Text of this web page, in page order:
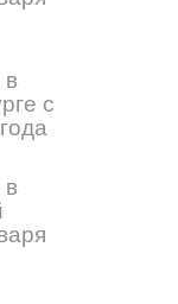
с